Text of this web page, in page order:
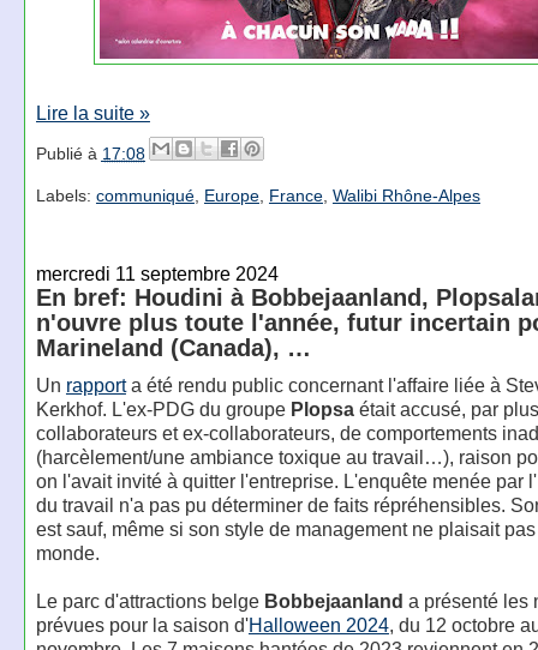
Lire la suite »
Publié à 17:08
Labels: communiqué, Europe, France, Walibi Rhône-Alpes
mercredi 11 septembre 2024
En bref: Houdini à Bobbejaanland,
n'ouvre plus toute l'année, futur incertain
Marineland (Canada), …
Un rapporta été rendu public concernant l'affaire liée à
Kerkhof. L'ex-PDG du groupe Plopsaétait accusé, par
collaborateurs et ex-collaborateurs, de comportements
(harcèlement/une ambiance toxique au travail…), raison
on l'avait invité à quitter l'entreprise. L'enquête menée par
du travail n'a pas pu déterminer de faits répréhensibles.
est sauf, même si son style de management ne plaisait
monde.
Le parc d'attractions belge Bobbejaanland a présenté les
prévues pour la saison d'Halloween 2024, du 12 octobre